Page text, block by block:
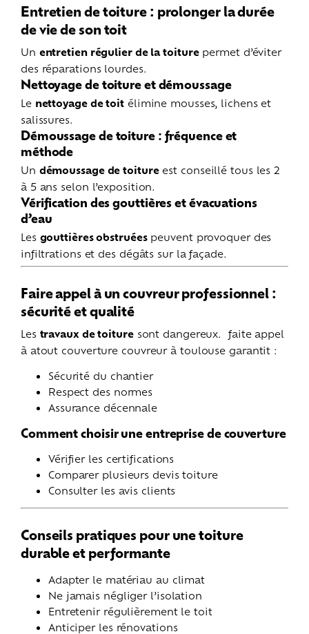
Entretien de toiture : prolonger la durée
de vie de son toit
Un entretien régulier de la toiturepermet d’éviter
des réparations lourdes.
Nettoyage de toiture et démoussage
Le nettoyage de toit élimine mousses, lichens et
salissures.
Démoussage de toiture : fréquence et
méthode
Un démoussage de toitureest conseillé tous les 2
à 5 ans selon l’exposition.
Vérification des gouttières et évacuations
d’eau
Les gouttières obstruéespeuvent provoquer des
infiltrations et des dégâts sur la façade.
Faire appel à un couvreur professionnel :
sécurité et qualité
Les travaux de toituresont dangereux. faite appel
à atout couverture couvreur à toulouse garantit :
Sécurité du chantier
Respect des normes
Assurance décennale
Comment choisir une entreprise de couverture
Vérifier les certifications
Comparer plusieurs devis toiture
Consulter les avis clients
Conseils pratiques pour une toiture
durable et performante
Adapter le matériau au climat
Ne jamais négliger l’isolation
Entretenir régulièrement le toit
Anticiper les rénovations